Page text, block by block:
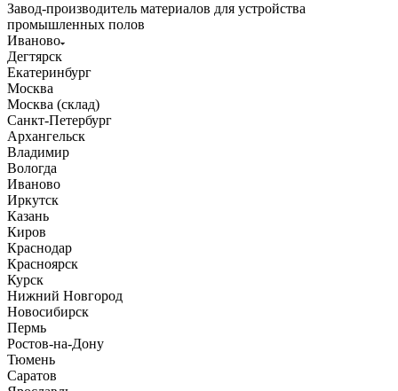
Завод-производитель материалов для устройства
промышленных полов
Иваново
Дегтярск
Екатеринбург
Москва
Москва (склад)
Санкт-Петербург
Архангельск
Владимир
Вологда
Иваново
Иркутск
Казань
Киров
Краснодар
Красноярск
Курск
Нижний Новгород
Новосибирск
Пермь
Ростов-на-Дону
Тюмень
Саратов